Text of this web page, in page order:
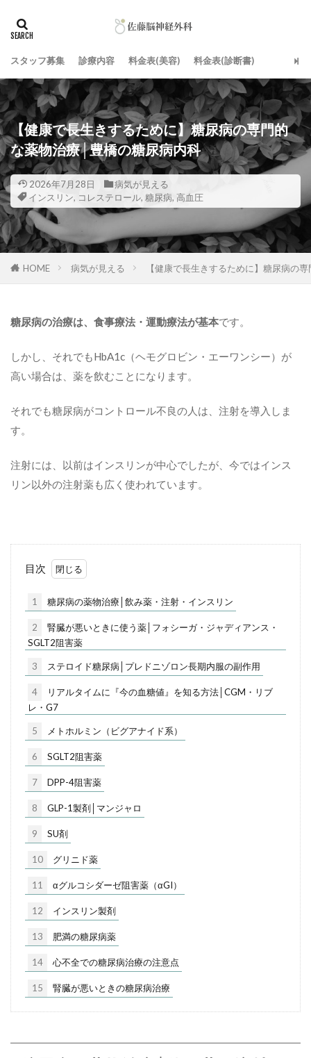
スタッフ募集 診療内容 料金表(美容) 料金表(診断書)
【健康で長生きするために】糖尿病の専門的
な薬物治療│豊橋の糖尿病内科
2026年7月28日
病気が見える
インスリン, コレステロール, 糖尿病, 高血圧
HOME 病気が見える 【健康で長生きするために】糖尿病の
糖尿病の治療は、食事療法・運動療法が基本です。
しかし、それでもHbA1c（ヘモグロビン・エーワンシー）が
高い場合は、薬を飲むことになります。
それでも糖尿病がコントロール不良の人は、注射を導入しま
す。
注射には、以前はインスリンが中心でしたが、今ではインス
リン以外の注射薬も広く使われています。
目次
1 糖尿病の薬物治療│飲み薬・注射・インスリン
2
腎臓が悪いときに使う薬│フォシーガ・ジャディアンス・
SGLT2阻害薬
3 ステロイド糖尿病│プレドニゾロン長期内服の副作用
4
リアルタイムに『今の血糖値』を知る方法│CGM・リブ
レ・G7
5 メトホルミン（ビグアナイド系）
6 SGLT2阻害薬
7 DPP-4阻害薬
8 GLP-1製剤│マンジャロ
9 SU剤
10 グリニド薬
11 αグルコシダーゼ阻害薬（αGI）
12 インスリン製剤
13 肥満の糖尿病薬
14 心不全での糖尿病治療の注意点
15 腎臓が悪いときの糖尿病治療